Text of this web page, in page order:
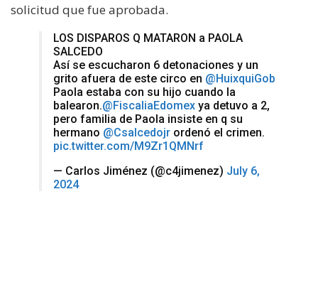
solicitud que fue aprobada.
LOS DISPAROS Q MATARON a PAOLA
SALCEDO
Así se escucharon 6 detonaciones y un
grito afuera de este circo en @HuixquiGob
Paola estaba con su hijo cuando la
balearon.@FiscaliaEdomex ya detuvo a 2,
pero familia de Paola insiste en q su
hermano @Csalcedojr ordenó el crimen.
pic.twitter.com/M9Zr1QMNrf
— Carlos Jiménez (@c4jimenez) July 6,
2024